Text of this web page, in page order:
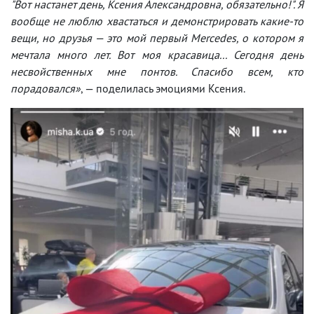
"Вот настанет день, Ксения Александровна, обязательно!". Я
вообще не люблю хвастаться и демонстрировать какие-то
вещи, но друзья — это мой первый Mercedes, о котором я
мечтала много лет. Вот моя красавица... Сегодня день
несвойственных мне понтов. Спасибо всем, кто
порадовался», — поделилась эмоциями Ксения.